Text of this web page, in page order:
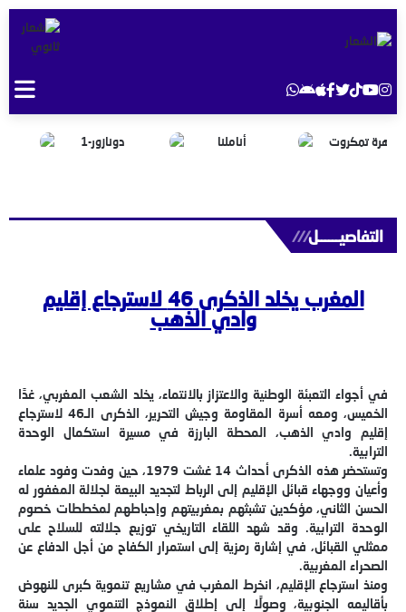
التفاصيــــــل///
المغرب يخلد الذكرى 46 لاسترجاع إقليم
وادي الذهب
في أجواء التعبئة الوطنية والاعتزاز بالانتماء، يخلد الشعب المغربي، غدًا
الخميس، ومعه أسرة المقاومة وجيش التحرير، الذكرى الـ46 لاسترجاع
إقليم وادي الذهب، المحطة البارزة في مسيرة استكمال الوحدة
الترابية.
وتستحضر هذه الذكرى أحداث 14 غشت 1979، حين وفدت وفود علماء
وأعيان ووجهاء قبائل الإقليم إلى الرباط لتجديد البيعة لجلالة المغفور له
الحسن الثاني، مؤكدين تشبثهم بمغربيتهم وإحباطهم لمخططات خصوم
الوحدة الترابية. وقد شهد اللقاء التاريخي توزيع جلالته للسلاح على
ممثلي القبائل، في إشارة رمزية إلى استمرار الكفاح من أجل الدفاع عن
الصحراء المغربية.
ومنذ استرجاع الإقليم، انخرط المغرب في مشاريع تنموية كبرى للنهوض
بأقاليمه الجنوبية، وصولًا إلى إطلاق النموذج التنموي الجديد سنة